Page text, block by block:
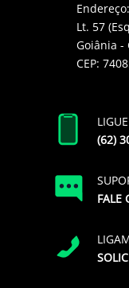
Lt. 57
Goiânia -
CEP:
LIGUE
(62)
FALE